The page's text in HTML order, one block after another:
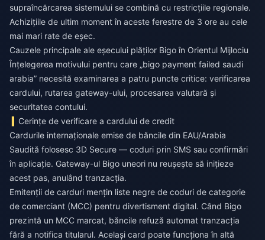
supraîncărcarea sistemului se combină cu restricțiile regionale.
Achizițiile de ultim moment în aceste ferestre de 3 ore au cele
mai mari rate de eșec.
Cauzele principale ale eșecului plăților Bigo în Orientul Mijlociu
Înțelegerea motivului pentru care „bigo payment failed saudi
arabia” necesită examinarea a patru puncte critice: verificarea
cardului, rutarea gateway-ului, procesarea valutară și
securitatea contului.
Cerințe de verificare a cardului de credit
Cardurile internaționale emise de băncile din EAU/Arabia
Saudită folosesc 3D Secure — coduri prin SMS sau confirmări
în aplicație. Gateway-ul Bigo uneori nu reușește să inițieze
acest pas, anulând tranzacția.
Emitenții de carduri mențin liste negre de coduri de categorie
de comerciant (MCC) pentru divertisment digital. Când Bigo
prezintă un MCC marcat, băncile refuză automat tranzacția
fără a notifica titularul. Același card poate funcționa în altă